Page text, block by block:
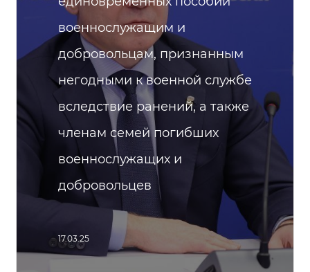
военнослужащим и
добровольцам, признанным
негодными к военной службе
вследствие ранений, а также
членам семей погибших
военнослужащих и
добровольцев
17.03.25